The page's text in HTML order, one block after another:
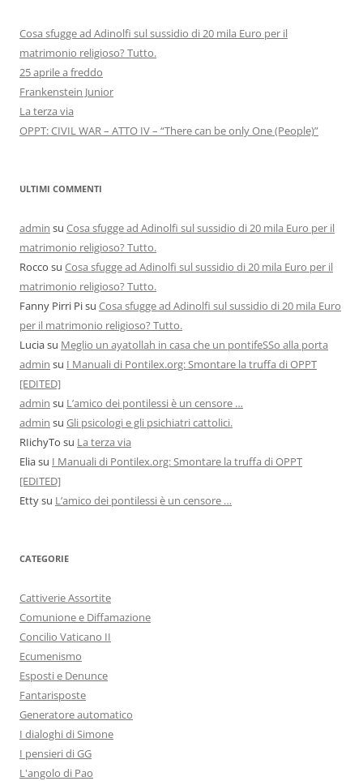
Cosa sfugge ad Adinolfi sul sussidio di 20 mila Euro per il
matrimonio religioso? Tutto.
25 aprile a freddo
Frankenstein Junior
La terza via
OPPT: CIVIL WAR – ATTO IV – “There can be only One (People)”
ULTIMI COMMENTI
admin su Cosa sfugge ad Adinolfi sul sussidio di 20 mila Euro per il
matrimonio religioso? Tutto.
Rocco su Cosa sfugge ad Adinolfi sul sussidio di 20 mila Euro per il
matrimonio religioso? Tutto.
Fanny Pirri Pisu Cosa sfugge ad Adinolfi sul sussidio di 20 mila Euro
per il matrimonio religioso? Tutto.
Luciasu Meglio un ayatollah in casa che un pontifeSSo alla porta
admin su I Manuali di Pontilex.org: Smontare la truffa di OPPT
[EDITED]
admin su L’amico dei pontilessi è un censore …
admin su Gli psicologi e gli psichiatri cattolici.
RIichyTo su La terza via
Eliasu I Manuali di Pontilex.org: Smontare la truffa di OPPT
[EDITED]
Ettysu L’amico dei pontilessi è un censore …
CATEGORIE
Cattiverie Assortite
Comunione e Diffamazione
Concilio Vaticano II
Ecumenismo
Esposti e Denunce
Fantarisposte
Generatore automatico
I dialoghi di Simone
I pensieri di GG
L'angolo di Pao